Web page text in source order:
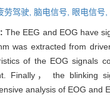
劳驾驶, 脑电信号, 眼电信号,
The EEG and EOG have
was extracted from
of the EOG signals
Finally， the blinking
analysis of EOG and